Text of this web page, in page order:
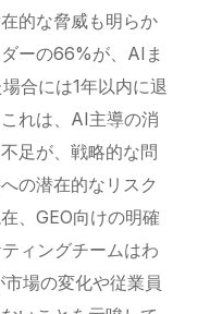
的な脅威も明らか
ーの66%が、AIま
合には1年以内に退
れは、AI主導の消
足が、戦略的な問
の潜在的なリスク
、GEO向けの明確
ィングチームはわ
場の変化や従業員